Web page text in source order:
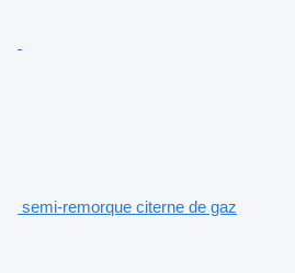
semi-remorque citerne de gaz